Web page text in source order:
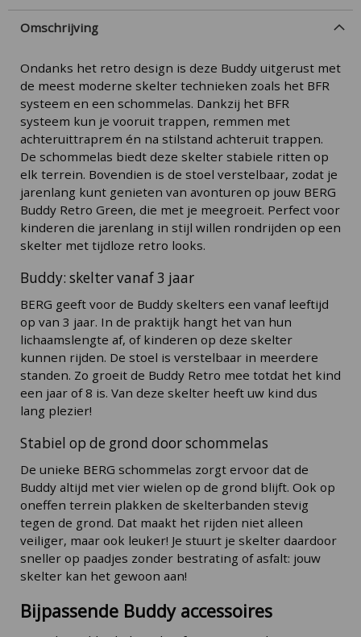
Omschrijving
Ondanks het retro design is deze Buddy uitgerust met
de meest moderne skelter technieken zoals het BFR
systeem en een schommelas. Dankzij het BFR
systeem kun je vooruit trappen, remmen met
achteruittraprem én na stilstand achteruit trappen.
De schommelas biedt deze skelter stabiele ritten op
elk terrein. Bovendien is de stoel verstelbaar, zodat je
jarenlang kunt genieten van avonturen op jouw BERG
Buddy Retro Green, die met je meegroeit. Perfect voor
kinderen die jarenlang in stijl willen rondrijden op een
skelter met tijdloze retro looks.
Buddy: skelter vanaf 3 jaar
BERG geeft voor de Buddy skelters een vanaf leeftijd
op van 3 jaar. In de praktijk hangt het van hun
lichaamslengte af, of kinderen op deze skelter
kunnen rijden. De stoel is verstelbaar in meerdere
standen. Zo groeit de Buddy Retro mee totdat het kind
een jaar of 8 is. Van deze skelter heeft uw kind dus
lang plezier!
Stabiel op de grond door schommelas
De unieke BERG schommelas zorgt ervoor dat de
Buddy altijd met vier wielen op de grond blijft. Ook op
oneffen terrein plakken de skelterbanden stevig
tegen de grond. Dat maakt het rijden niet alleen
veiliger, maar ook leuker! Je stuurt je skelter daardoor
sneller op paadjes zonder bestrating of asfalt: jouw
skelter kan het gewoon aan!
Bijpassende Buddy accessoires